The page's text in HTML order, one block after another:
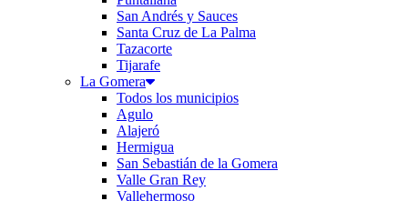
San Andrés y Sauces
Santa Cruz de La Palma
Tazacorte
Tijarafe
La Gomera
Todos los municipios
Agulo
Alajeró
Hermigua
San Sebastián de la Gomera
Valle Gran Rey
Vallehermoso